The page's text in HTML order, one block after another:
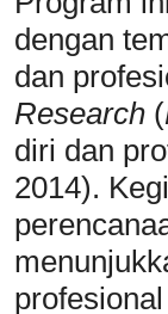
dengan
dan
Research (
diri dan
2014).